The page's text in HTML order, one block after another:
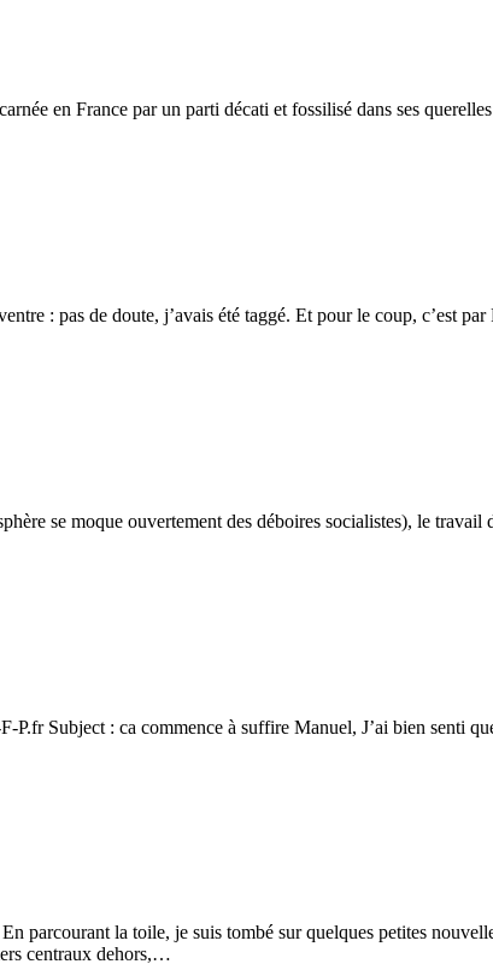
en France par un parti décati et fossilisé dans ses
: pas de doute, j’avais été taggé. Et pour le coup, c’est
se moque ouvertement des déboires socialistes), le
Subject : ca commence à suffire Manuel, J’ai bien senti
parcourant la toile, je suis tombé sur quelques petites
centraux dehors,…